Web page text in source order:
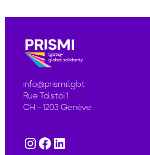
info@prismi.lgbt
Rue Tolstoï 1
CH – 1203 Genève
InstagramFacebook LinkedIn